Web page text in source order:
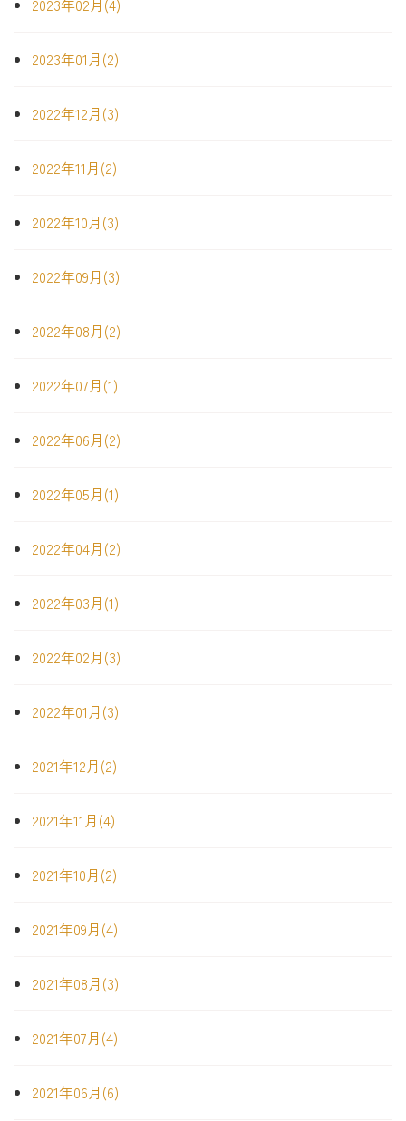
2023年02月(4)
2023年01月(2)
2022年12月(3)
2022年11月(2)
2022年10月(3)
2022年09月(3)
2022年08月(2)
2022年07月(1)
2022年06月(2)
2022年05月(1)
2022年04月(2)
2022年03月(1)
2022年02月(3)
2022年01月(3)
2021年12月(2)
2021年11月(4)
2021年10月(2)
2021年09月(4)
2021年08月(3)
2021年07月(4)
2021年06月(6)